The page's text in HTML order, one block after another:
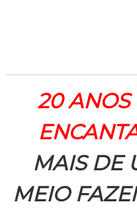
20
MAIS DE
MEIO